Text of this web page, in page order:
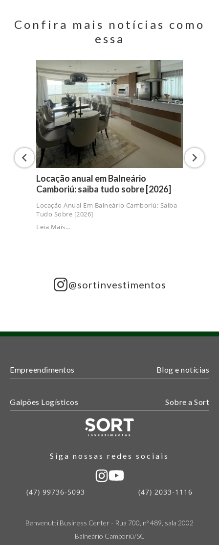
Confira mais notícias como
essa
Locação anual em Balneário
Camboriú: saiba tudo sobre [2026]
Locação Anual Em Balneário Camboriú: Saiba
Tudo Sobre [2026]
Leia Mais...
@sortinvestimentos
Empreendimentos Blog e notícias
Galpões Logísticos Sobre a Sort
Siga nossas redes sociais
(47) 99736-5093 (47) 2033-1116
Benvenutti Business Center - Rua 700, nº 489, sala 2002
Balneário Camboriú/SC